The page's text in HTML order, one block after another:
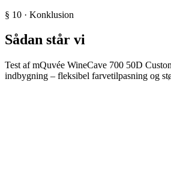
§ 10 · Konklusion
Sådan står vi
Test af mQuvée WineCave 700 50D
indbygning – fleksibel farvetilpasning og